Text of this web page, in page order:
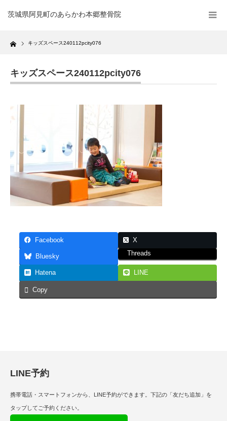
茨城県阿見町のあらかわ本郷整骨院
Home キッズスペース240112pcity076
キッズスペース240112pcity076
Facebook X
Bluesky Threads
Hatena LINE
Copy
LINE予約
携帯電話・スマートフォンから、LINE予約ができます。下記の「友だち追加」を
タップしてご予約ください。